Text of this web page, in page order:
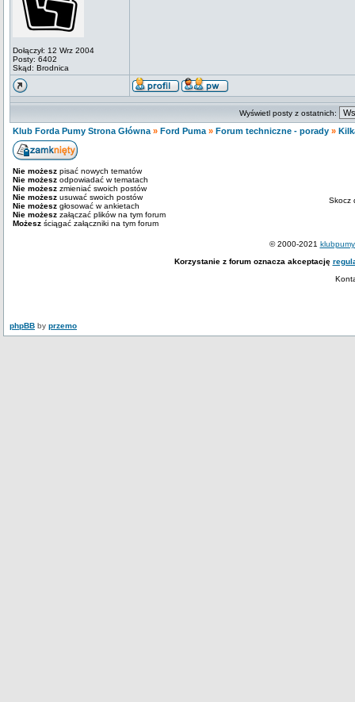
Dołączył: 12 Wrz 2004
Posty: 6402
Skąd: Brodnica
Wyświetl posty z ostatnich:
Klub Forda Pumy Strona Główna » Ford Puma » Forum techniczne - porady »
Nie możesz pisać nowych tematów
Nie możesz odpowiadać w tematach
Nie możesz zmieniać swoich postów
Nie możesz usuwać swoich postów
Nie możesz głosować w ankietach
Nie możesz załączać plików na tym forum
Możesz ściągać załączniki na tym forum
Skocz
© 2000-2021
Korzystanie z forum oznacza akceptację
phpBB by przemo